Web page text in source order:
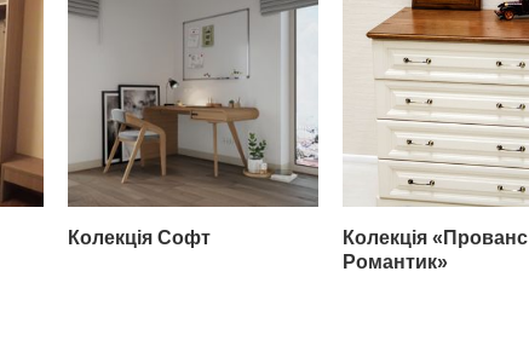
Колекція Софт
Колекція «Прованс
Романтик»